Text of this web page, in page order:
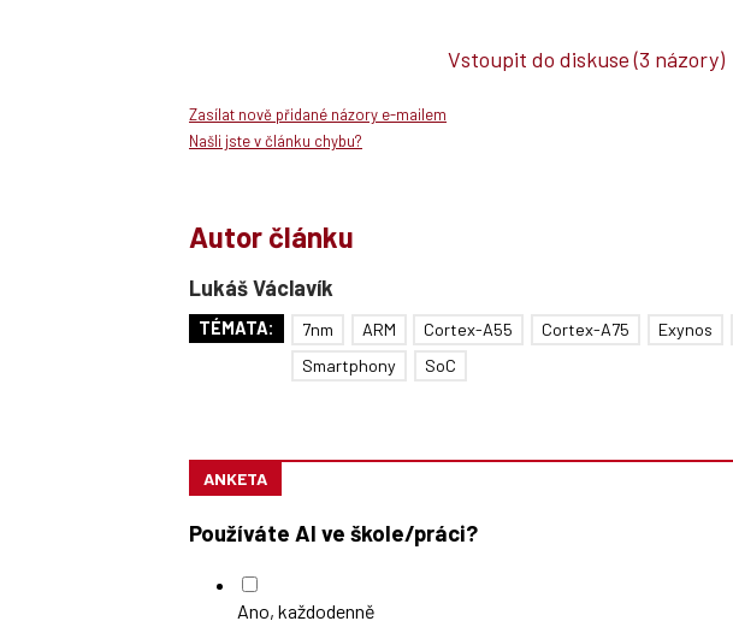
Vstoupit do diskuse(3 názory)
Zasílat nově přidané názory e-mailem
Našli jste v článku chybu?
Autor článku
Lukáš Václavík
TÉMATA: 7nm ARM Cortex-A55 Cortex-A75 Exynos
Smartphony
SoC
ANKETA
Používáte AI ve škole/práci?
Ano, každodenně